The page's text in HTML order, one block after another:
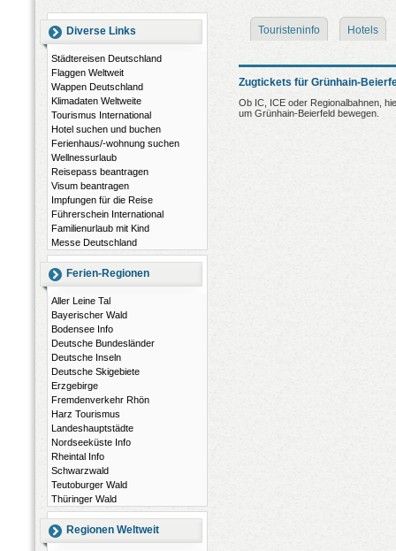
Diverse Links
Städtereisen Deutschland
Flaggen Weltweit
Wappen Deutschland
Klimadaten Weltweite
Tourismus International
Hotel suchen und buchen
Ferienhaus/-wohnung suchen
Wellnessurlaub
Reisepass beantragen
Visum beantragen
Impfungen für die Reise
Führerschein International
Familienurlaub mit Kind
Messe Deutschland
Ferien-Regionen
Aller Leine Tal
Bayerischer Wald
Bodensee Info
Deutsche Bundesländer
Deutsche Inseln
Deutsche Skigebiete
Erzgebirge
Fremdenverkehr Rhön
Harz Tourismus
Landeshauptstädte
Nordseeküste Info
Rheintal Info
Schwarzwald
Teutoburger Wald
Thüringer Wald
Regionen Weltweit
Touristeninfo Hotels
Zugtickets für Grünhain-
Ob IC, ICE oder Regionalbahnen,
um Grünhain-Beierfeld bewegen.